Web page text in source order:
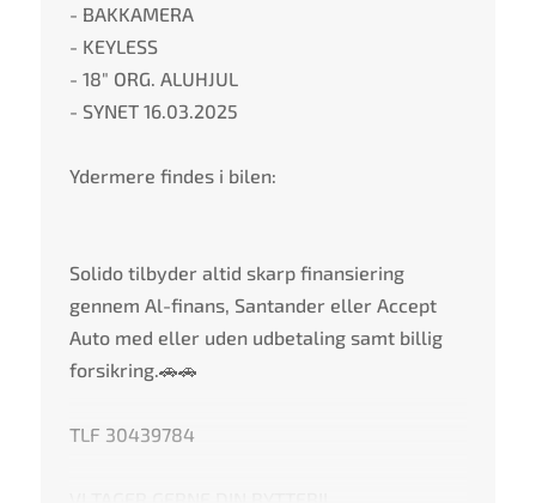
- BAKKAMERA
- KEYLESS
- 18" ORG. ALUHJUL
- SYNET 16.03.2025
Ydermere findes i bilen:
Solido tilbyder altid skarp finansiering
gennem Al-finans, Santander eller Accept
Auto med eller uden udbetaling samt billig
forsikring.🚗🚗
TLF 30439784